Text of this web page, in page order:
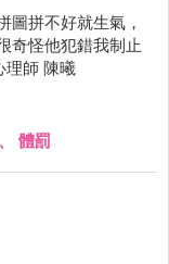
圖拼不好就生氣，
奇怪他犯錯我制止
理師 陳曦
、 體罰